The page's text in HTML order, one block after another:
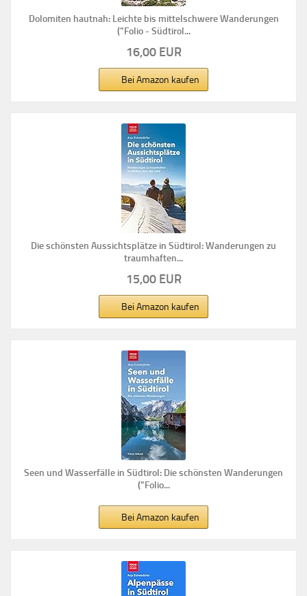
Dolomiten hautnah: Leichte bis mittelschwere Wanderungen
("Folio - Südtirol...
16,00 EUR
Bei Amazon kaufen
Die schönsten Aussichtsplätze in Südtirol: Wanderungen zu
traumhaften...
15,00 EUR
Bei Amazon kaufen
Seen und Wasserfälle in Südtirol: Die schönsten Wanderungen
("Folio...
Bei Amazon kaufen